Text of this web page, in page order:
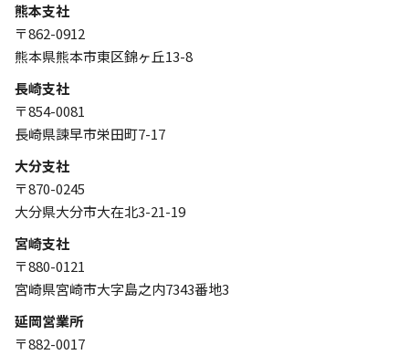
熊本支社
〒862-0912
熊本県熊本市東区錦ヶ丘13-8
長崎支社
〒854-0081
長崎県諫早市栄田町7-17
大分支社
〒870-0245
大分県大分市大在北3-21-19
宮崎支社
〒880-0121
宮崎県宮崎市大字島之内7343番地3
延岡営業所
〒882-0017